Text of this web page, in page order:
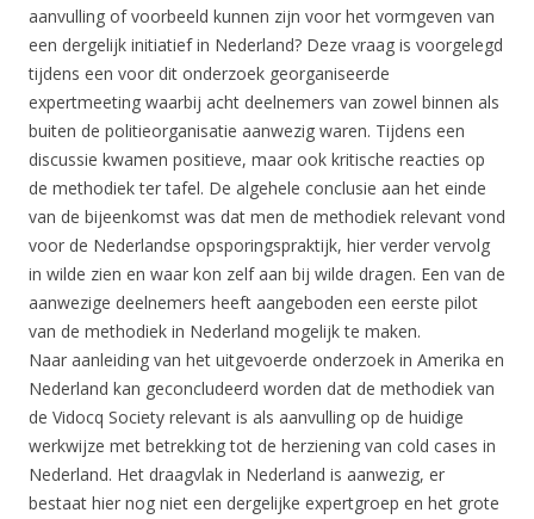
aanvulling of voorbeeld kunnen zijn voor het vormgeven van
een dergelijk initiatief in Nederland? Deze vraag is voorgelegd
tijdens een voor dit onderzoek georganiseerde
expertmeeting waarbij acht deelnemers van zowel binnen als
buiten de politieorganisatie aanwezig waren. Tijdens een
discussie kwamen positieve, maar ook kritische reacties op
de methodiek ter tafel. De algehele conclusie aan het einde
van de bijeenkomst was dat men de methodiek relevant vond
voor de Nederlandse opsporingspraktijk, hier verder vervolg
in wilde zien en waar kon zelf aan bij wilde dragen. Een van de
aanwezige deelnemers heeft aangeboden een eerste pilot
van de methodiek in Nederland mogelijk te maken.
Naar aanleiding van het uitgevoerde onderzoek in Amerika en
Nederland kan geconcludeerd worden dat de methodiek van
de Vidocq Society relevant is als aanvulling op de huidige
werkwijze met betrekking tot de herziening van cold cases in
Nederland. Het draagvlak in Nederland is aanwezig, er
bestaat hier nog niet een dergelijke expertgroep en het grote